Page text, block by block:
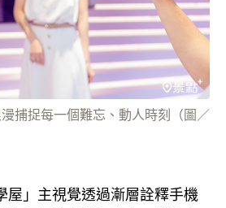
捕捉每一個難忘、動人時刻（圖／
屋」主視覺透過漸層詮釋手機